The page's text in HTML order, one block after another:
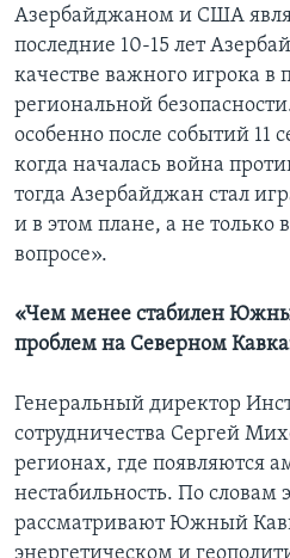
Азербайджаном и США
последние 10-15 лет
качестве важного игрока
региональной
особенно после событий 11
когда началась война
тогда Азербайджан стал
и в этом плане, а не только
вопросе».
«Чем менее стабилен
проблем на Северном
Генеральный директор
сотрудничества Сергей
регионах, где появляются
нестабильность. По
рассматривают Южный